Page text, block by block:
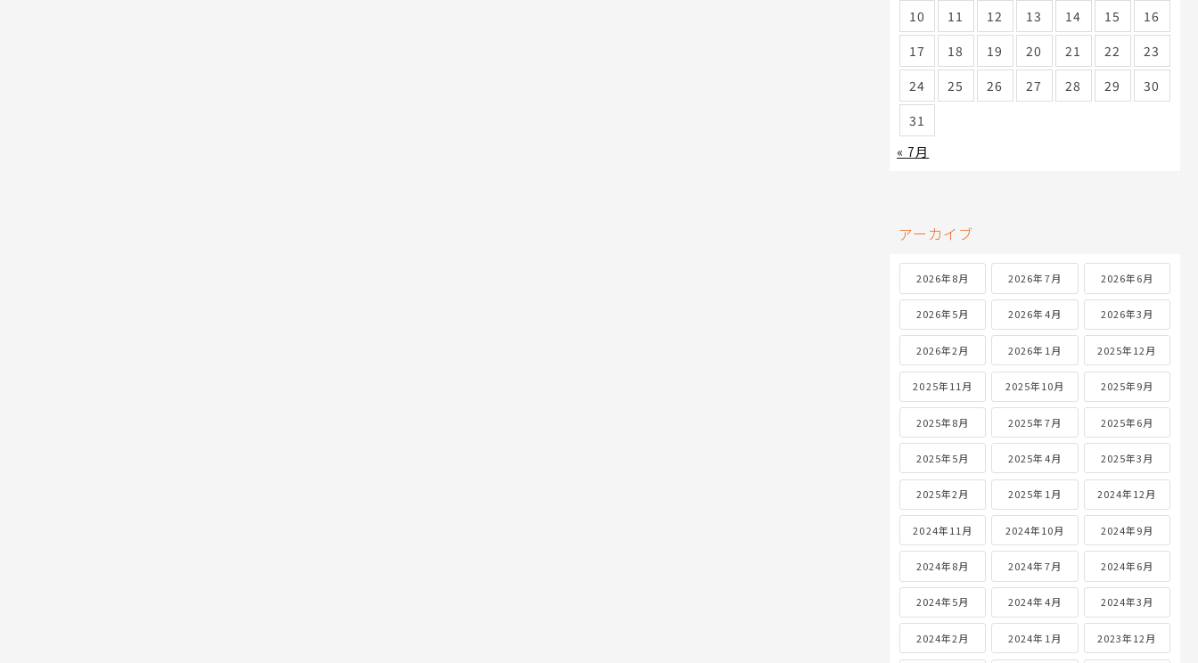
10 11 12 13 14 15
16
17
18 19 20 21 22
23
24
25 26 27 28 29
30
31
« 7月
アーカイブ
2026年8月 2026年7月 2026年6月
2026年5月 2026年4月 2026年3月
2026年2月 2026年1月 2025年12月
2025年11月 2025年10月 2025年9月
2025年8月 2025年7月 2025年6月
2025年5月 2025年4月 2025年3月
2025年2月 2025年1月 2024年12月
2024年11月 2024年10月 2024年9月
2024年8月 2024年7月 2024年6月
2024年5月 2024年4月 2024年3月
2024年2月 2024年1月 2023年12月